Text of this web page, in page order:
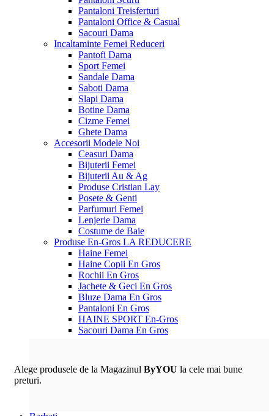
Pantaloni Treisferturi
Pantaloni Office & Casual
Sacouri Dama
Incaltaminte Femei Reduceri
Pantofi Dama
Sport Femei
Sandale Dama
Saboti Dama
Slapi Dama
Botine Dama
Cizme Femei
Ghete Dama
Accesorii Modele Noi
Ceasuri Dama
Bijuterii Femei
Bijuterii Au & Ag
Produse Cristian Lay
Posete & Genti
Parfumuri Femei
Lenjerie Dama
Costume de Baie
Produse En-Gros LA REDUCERE
Haine Femei
Haine Copii En Gros
Rochii En Gros
Jachete & Geci En Gros
Bluze Dama En Gros
Pantaloni En Gros
HAINE SPORT En-Gros
Sacouri Dama En Gros
Alege produsele de la Magazinul ByYOU la cele mai bune
preturi.